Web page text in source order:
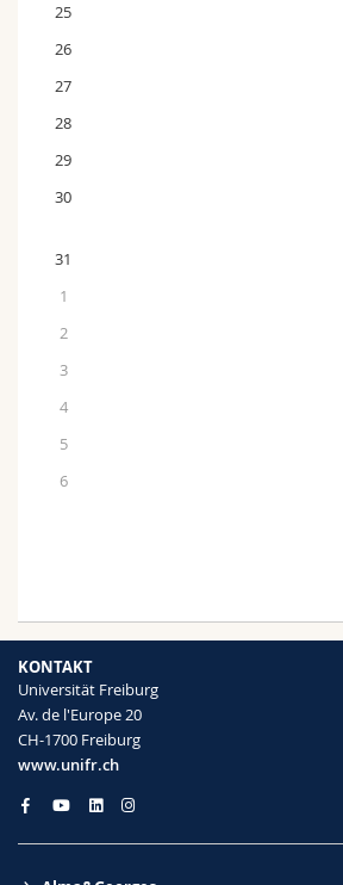
25
26
27
28
29
30
31
1
2
3
4
5
6
KONTAKT
Universität Freiburg
Av. de l'Europe 20
CH-1700 Freiburg
www.unifr.ch